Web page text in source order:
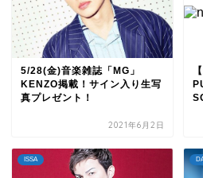
5/28(金)音楽雑誌「MG」
KENZO掲載！サイン入り生写
真プレゼント！
2021年6月2日
ISSA